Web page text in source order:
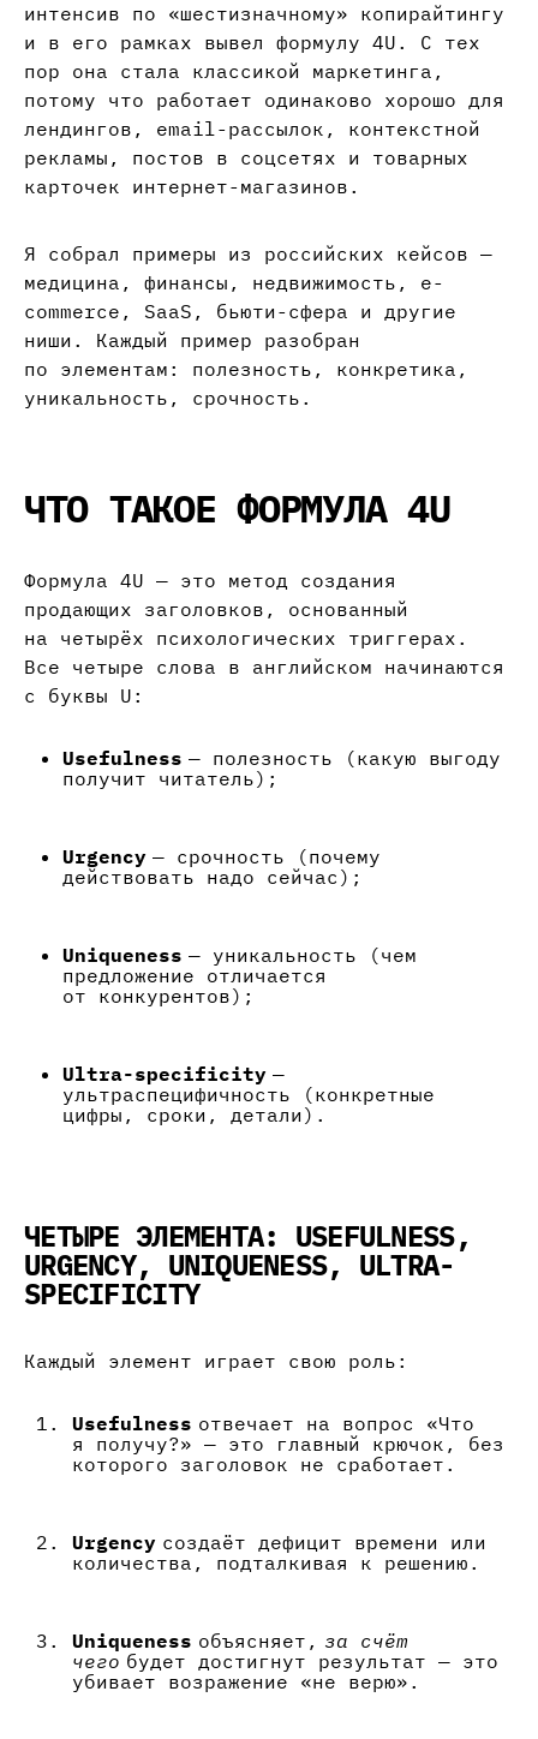
интенсив по «шестизначному» копирайтингу
и в его рамках вывел формулу 4U. С тех
пор она стала классикой маркетинга,
потому что работает одинаково хорошо для
лендингов, email-рассылок, контекстной
рекламы, постов в соцсетях и товарных
карточек интернет-магазинов.
Я собрал примеры из российских кейсов —
медицина, финансы, недвижимость, e-
commerce, SaaS, бьюти-сфера и другие
ниши. Каждый пример разобран
по элементам: полезность, конкретика,
уникальность, срочность.
ЧТО ТАКОЕ ФОРМУЛА 4U
Формула 4U — это метод создания
продающих заголовков, основанный
на четырёх психологических триггерах.
Все четыре слова в английском начинаются
с буквы U:
Usefulness — полезность (какую выгоду
получит читатель);
Urgency — срочность (почему
действовать надо сейчас);
Uniqueness — уникальность (чем
предложение отличается
от конкурентов);
Ultra-specificity —
ультраспецифичность (конкретные
цифры, сроки, детали).
ЧЕТЫРЕ ЭЛЕМЕНТА: USEFULNESS,
URGENCY, UNIQUENESS, ULTRA-
SPECIFICITY
Каждый элемент играет свою роль:
Usefulness отвечает на вопрос «Что
я получу?» — это главный крючок, без
которого заголовок не сработает.
Urgency создаёт дефицит времени или
количества, подталкивая к решению.
Uniqueness объясняет, за счёт
чего будет достигнут результат — это
убивает возражение «не верю».